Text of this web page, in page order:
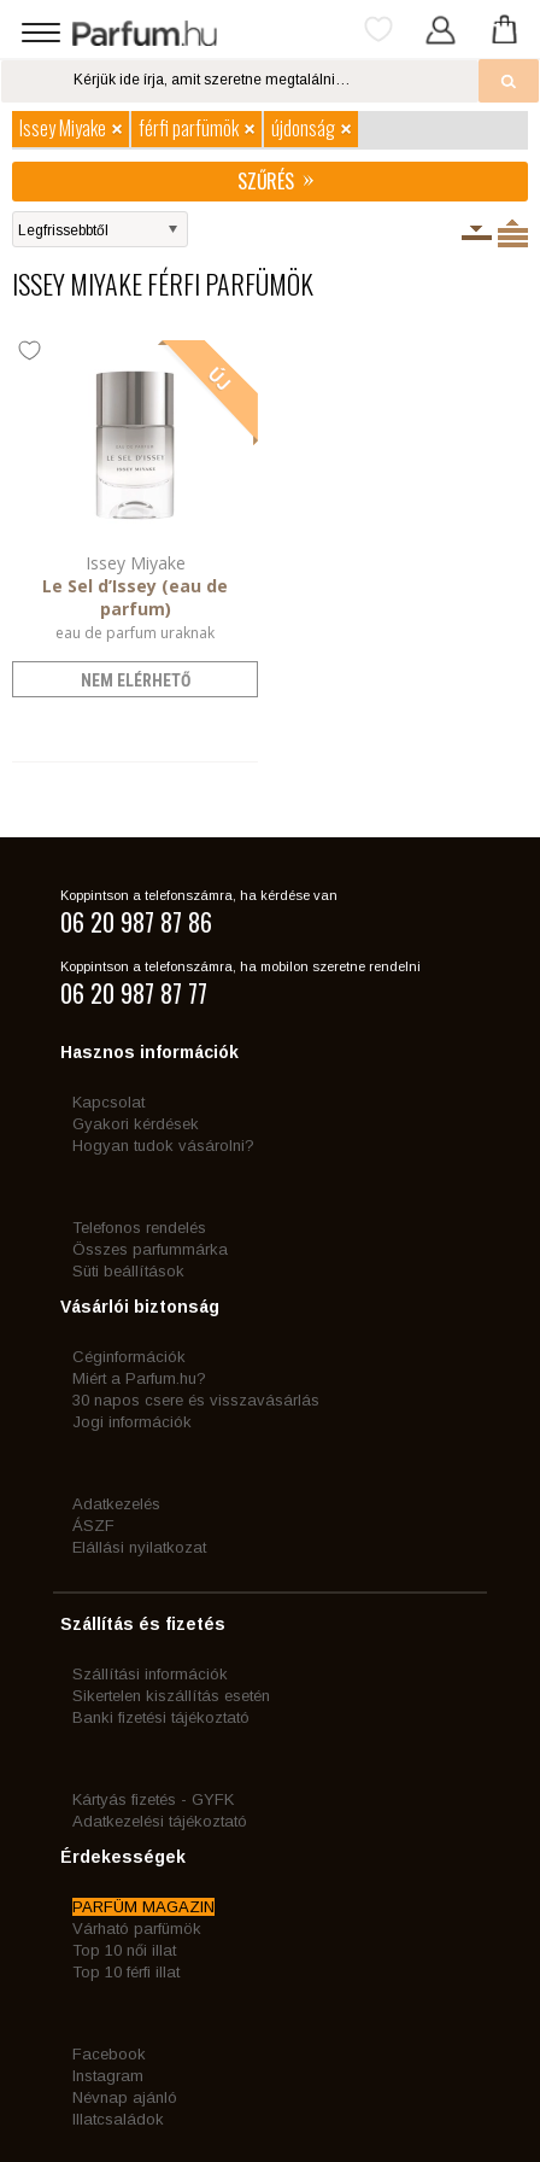
Issey Miyake férfi parfümök
újdonság
SZŰRÉS
ISSEY MIYAKE FÉRFI PARFÜMÖK
Issey Miyake
Le Sel d’Issey (eau de
parfum)
eau de parfum uraknak
NEM ELÉRHETŐ
Koppintson a telefonszámra, ha kérdése van
06 20 987 87 86
Koppintson a telefonszámra, ha mobilon szeretne rendelni
06 20 987 87 77
Hasznos információk
Kapcsolat
Gyakori kérdések
Hogyan tudok vásárolni?
Telefonos rendelés
Összes parfummárka
Süti beállítások
Vásárlói biztonság
Céginformációk
Miért a Parfum.hu?
30 napos csere és visszavásárlás
Jogi információk
Adatkezelés
ÁSZF
Elállási nyilatkozat
Szállítás és fizetés
Szállítási információk
Sikertelen kiszállítás esetén
Banki fizetési tájékoztató
Kártyás fizetés - GYFK
Adatkezelési tájékoztató
Érdekességek
PARFÜM MAGAZIN
Várható parfümök
Top 10 női illat
Top 10 férfi illat
Facebook
Instagram
Névnap ajánló
Illatcsaládok